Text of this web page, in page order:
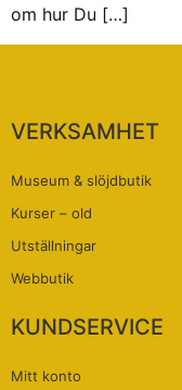
om hur Du […]
VERKSAMHET
Museum & slöjdbutik
Kurser – old
Utställningar
Webbutik
KUNDSERVICE
Mitt konto